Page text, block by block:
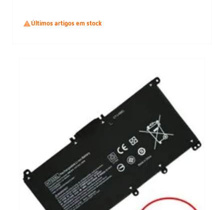
Últimos artigos em stock